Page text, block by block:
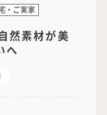
・ご実家
然素材が美
へ